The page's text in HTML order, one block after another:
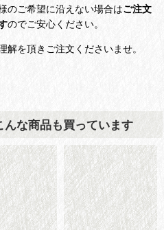
のご希望に沿えない場合はご注文
のでご安心ください。
解を頂きご注文くださいませ。
んな商品も買っています